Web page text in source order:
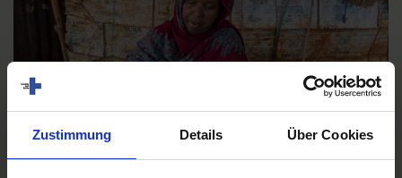
Zustimmung Details Über Cookies